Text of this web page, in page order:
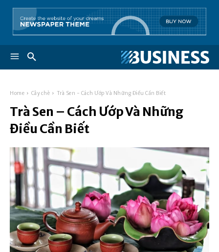
Home Cây chè Trà Sen - Cách Ướp Và Những Điều Cần Biết
Trà Sen – Cách Ướp Và Những
Điều Cần Biết